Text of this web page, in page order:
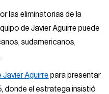
las eliminatorias de la
de Javier Aguirre puede
sudamericanos,
Aguirre para presentar
donde el estratega insistió